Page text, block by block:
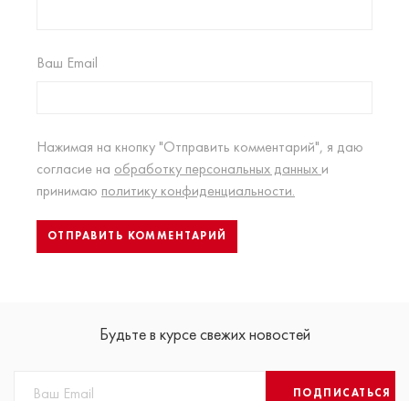
Ваш Email
Нажимая на кнопку "Отправить комментарий", я даю
согласие на обработку персональных данных и
принимаю политику конфиденциальности.
Будьте в курсе свежих новостей
ПОДПИСАТЬСЯ